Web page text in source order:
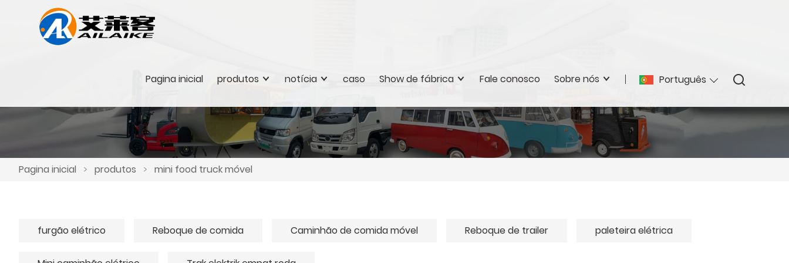
Português
Pagina inicial produtos notícia caso Show de fábrica Fale conosco Sobre nós
Pagina inicial > produtos > mini food truck móvel
furgão elétrico Reboque de comida Caminhão de comida móvel Reboque de trailer paleteira elétrica